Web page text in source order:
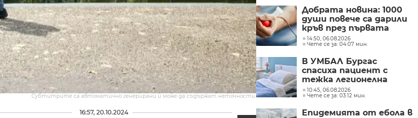
Субтитрите са автоматично генерирани и може да съдържат неточности.
16:57, 20.10.2024 15:51, 20.10.2024 15:27,
Добрата новина: 1000
души повече са дарили
кръв през първата
половина на 2026 г.
14:50, 06.08.2026
Чете се за: 04:07 мин.
В УМБАЛ Бургас
спасиха пациент с
тежка легионелна
инфекция
10:45, 06.08.2026
Чете се за: 03:12 мин.
Епидемията от ебола в